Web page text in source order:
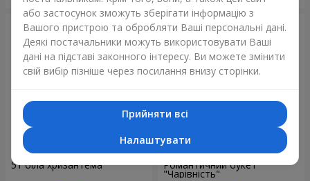
51 біла хризантема Романтичний букет
"Чарівність"
або застосунок зможуть зберігати інформацію з
Вашого пристрою та обробляти Ваші персональні дані.
Деякі постачальники можуть використовувати Ваші
дані на підставі законного інтересу. Ви можете змінити
свій вибір пізніше через посилання внизу сторінки.
Прийняти всі
Налаштувати